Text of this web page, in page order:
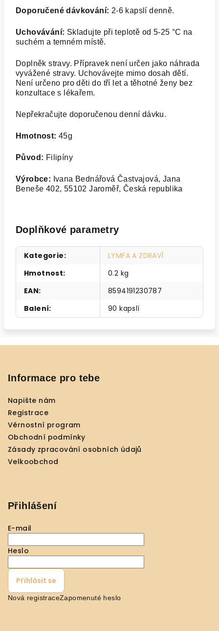
Doporučené dávkování: 2-6 kapslí denně.
Uchovávání: Skladujte při teplotě od 5-25 °C na
suchém a temném místě.
Doplněk stravy. Přípravek není určen jako náhrada
vyvážené stravy. Uchovávejte mimo dosah dětí.
Není určeno pro děti do tří let a těhotné ženy bez
konzultace s lékařem.
Nepřekračujte doporučenou denní dávku.
Hmotnost: 45g
Původ: Filipíny
Výrobce: Ivana Bednářová Častvajová, Jana
Beneše 402, 55102 Jaroměř, Česká republika
Doplňkové parametry
Kategorie:
LYMFA A ZDRAVÍ
Hmotnost:
0.2 kg
EAN:
8594191230787
Balení: 90 kapslí
Informace pro tebe
Napište nám
Registrace
Věrnostní program
Obchodní podmínky
Zásady zpracování osobních údajů
Velkoobchod
Přihlášení
E-mail
Heslo
Přihlásit se
Nová registraceZapomenuté heslo